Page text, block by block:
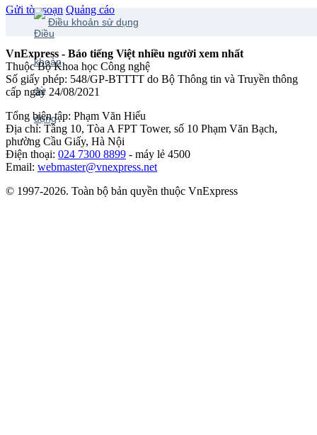
Gửi tòa soạn Quảng cáo
Điều khoản sử dụng
VnExpress - Báo tiếng Việt nhiều người xem nhất
Thuộc Bộ Khoa học Công nghệ
Số giấy phép: 548/GP-BTTTT do Bộ Thông tin và Truyền thông
cấp ngày 24/08/2021
Tổng biên tập: Phạm Văn Hiếu
Địa chỉ: Tầng 10, Tòa A FPT Tower, số 10 Phạm Văn Bạch,
phường Cầu Giấy, Hà Nội
Điện thoại: 024 7300 8899 - máy lẻ 4500
Email: webmaster@vnexpress.net
© 1997-2026. Toàn bộ bản quyền thuộc VnExpress